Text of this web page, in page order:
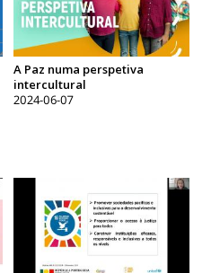
A Paz numa perspetiva
intercultural
2024-06-07